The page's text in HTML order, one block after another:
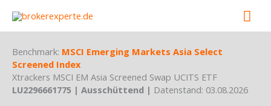
content
Benchmark: MSCI Emerging Markets Asia Select
Screened Index
Xtrackers MSCI EM Asia Screened Swap UCITS ETF
LU2296661775 | Ausschüttend | Datenstand: 03.08.2026